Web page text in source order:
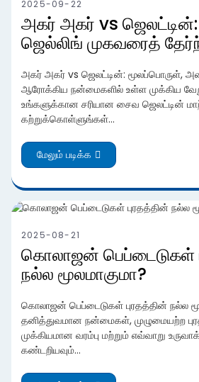
2025-09-22
அகர் அகர் vs
ஜெல்லிங் முகவரைத்
அகர் அகர் vs ஜெலட்டின்: மூலப்பொருள்,
ஆரோக்கிய நன்மைகளில் உள்ள முக்கிய
உங்களுக்கான சரியான சைவ ஜெலட்டின்
கற்றுக்கொள்ளுங்கள்...
மேலும் படிக்க
2025-08-21
கொலாஜன் பெப்டைடுகள்
நல்ல மூலமாகுமா?
கொலாஜன் பெப்டைடுகள் புரதத்தின் நல்ல
தனித்துவமான நன்மைகள், முழுமையற்ற
முக்கியமான வரம்பு மற்றும் எவ்வாறு
கண்டறியவும்...